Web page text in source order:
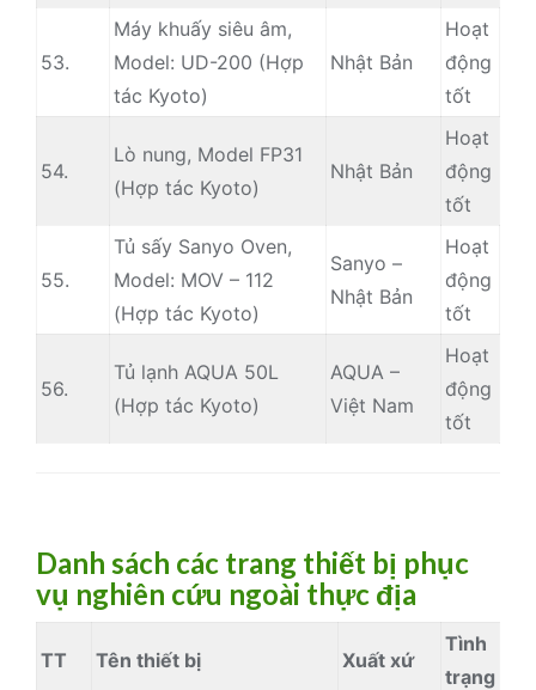
53.
Máy khuấy siêu âm,
Model: UD-200 (Hợp
tác Kyoto)
Nhật Bản
Hoạt
động
tốt
54.
Lò nung, Model FP31
(Hợp tác Kyoto)
Nhật Bản
Hoạt
động
tốt
55.
Tủ sấy Sanyo Oven,
Model: MOV – 112
(Hợp tác Kyoto)
Sanyo –
Nhật Bản
Hoạt
động
tốt
56.
Tủ lạnh AQUA 50L
(Hợp tác Kyoto)
AQUA –
Việt Nam
Hoạt
động
tốt
Danh sách các trang thiết bị phục
vụ nghiên cứu ngoài thực địa
TT Tên thiết bị Xuất xứ
Tình
trạng